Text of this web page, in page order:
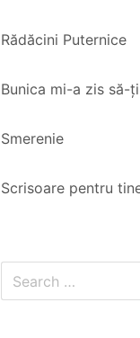
Rădăcini Puternice
Bunica mi-a zis să-
Smerenie
Scrisoare pentru